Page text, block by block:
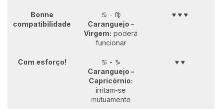
Bonne
compatibilidade
♋ - ♍
Caranguejo -
Virgem: poderá
funcionar
♥ ♥ ♥
Com esforço!
♋ - ♑
Caranguejo -
Capricórnio:
irritam-se
mutuamente
♥ ♥